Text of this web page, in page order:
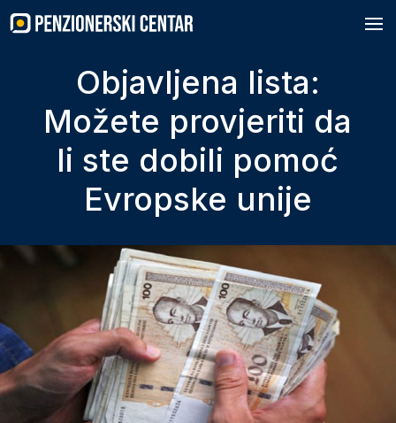
to
content
Objavljena lista:
Možete provjeriti da
li ste dobili pomoć
Evropske unije